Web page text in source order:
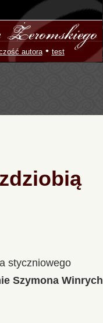
autora• test
styczniowego
Szymona Winrych